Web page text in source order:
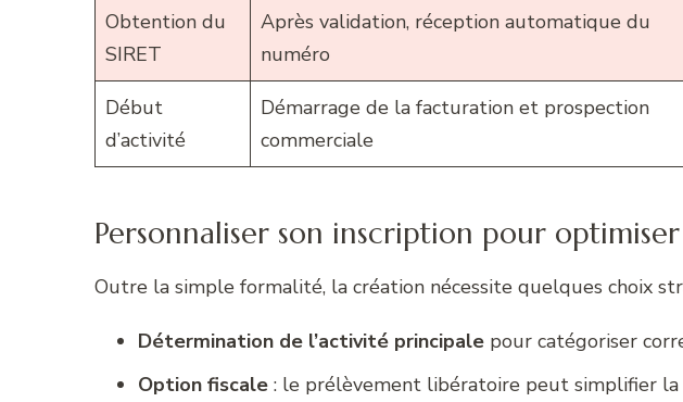
Obtention du
SIRET
Après validation, réception automatique du
numéro
Début
d’activité
Démarrage de la facturation et prospection
commerciale
Personnaliser son inscription pour
Outre la simple formalité, la création nécessite quelques choix
Détermination de l’activité principale pour catégoriser
Option fiscale : le prélèvement libératoire peut simplifier la